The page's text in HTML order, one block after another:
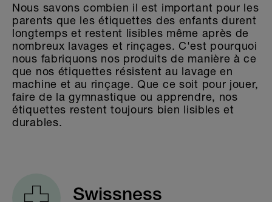
Nous savons combien il est important pour les
parents que les étiquettes des enfants durent
longtemps et restent lisibles même après de
nombreux lavages et rinçages. C'est pourquoi
nous fabriquons nos produits de manière à ce
que nos étiquettes résistent au lavage en
machine et au rinçage. Que ce soit pour jouer,
faire de la gymnastique ou apprendre, nos
étiquettes restent toujours bien lisibles et
durables.
Swissness